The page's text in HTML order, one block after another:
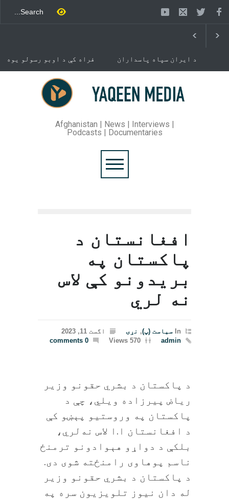
فراه کې د اوبو رسولو یوه
د ایران سپاه پاسداران
د تندلارې فلسطينۍ ډلې د
هنيه په
تهران کې وژل شوی دی.
خوست کې د غلام خان لار
بیرته خلاصه شوه
Afghanistan | News | Interviews |
Podcasts | Documentaries
افغانستان د
پاکستان په
بریدونو کې لاس
نه‌ لري
In سیاست (پ), نړۍ
اگست 11, 2023
admin
570 Views
0 comments
د پاکستان د بشري حقونو وزیر
ریاض پیرزاده ویلي، چې د
پاکستان په وروستیو پېښو کې
د افغانستان ا.ا لاس نه‌لري،
بلکې د دواړو هېوادونو ترمنځ
ناسم پوهاوی رامنځته شوی دی.
د پاکستان د بشري حقونو وزیر
له دان نیوز تلویزیون سره په